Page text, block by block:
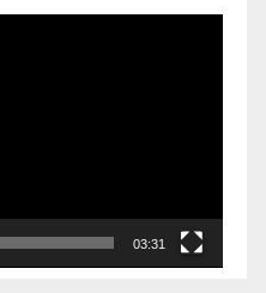
03:31